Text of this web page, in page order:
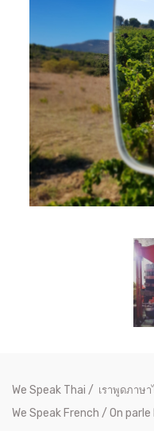
We Speak Thai / เราพูดภาษ
We Speak French / On parle